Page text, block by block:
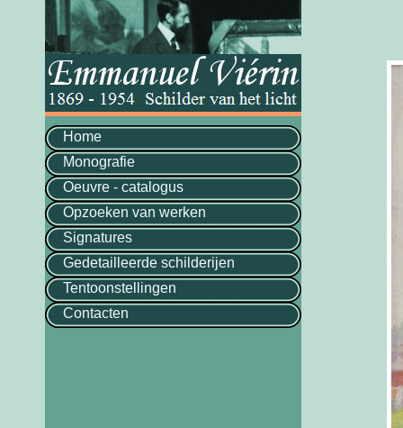
Home
Monografie
Oeuvre - catalogus
Opzoeken van werken
Signatures
Gedetailleerde schilderijen
Tentoonstellingen
Contacten